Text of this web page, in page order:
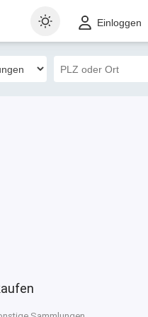
Einloggen